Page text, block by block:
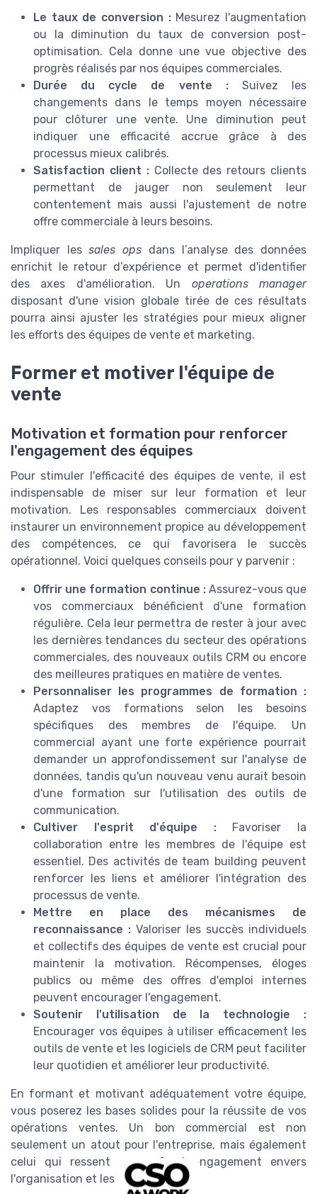
Le taux de conversion :Mesurez l'augmentation
ou la diminution du taux de conversion post-
optimisation. Cela donne une vue objective des
progrès réalisés par nos équipes commerciales.
Durée du cycle de vente :Suivez les
changements dans le temps moyen nécessaire
pour clôturer une vente. Une diminution peut
indiquer une efficacité accrue grâce à des
processus mieux calibrés.
Satisfaction client :Collecte des retours clients
permettant de jauger non seulement leur
contentement mais aussi l'ajustement de notre
offre commerciale à leurs besoins.
Impliquer lessales ops dans l’analyse des données
enrichit le retour d’expérience et permet d'identifier
des axes d'amélioration. Un operations manager
disposant d'une vision globale tirée de ces résultats
pourra ainsi ajuster les stratégies pour mieux aligner
les efforts des équipes de vente et marketing.
Former et motiver l'équipe de
vente
Motivation et formation pour renforcer
l'engagement des équipes
Pour stimuler l'efficacité des équipes de vente, il est
indispensable de miser sur leur formation et leur
motivation. Les responsables commerciaux doivent
instaurer un environnement propice au développement
des compétences, ce qui favorisera le succès
opérationnel. Voici quelques conseils pour y parvenir :
Offrir une formation continue :Assurez-vous que
vos commerciaux bénéficient d'une formation
régulière. Cela leur permettra de rester à jour avec
les dernières tendances du secteur des opérations
commerciales, des nouveaux outils CRM ou encore
des meilleures pratiques en matière de ventes.
Personnaliser les programmes de formation :
Adaptez vos formations selon les besoins
spécifiques des membres de l'équipe. Un
commercial ayant une forte expérience pourrait
demander un approfondissement sur l'analyse de
données, tandis qu'un nouveau venu aurait besoin
d'une formation sur l'utilisation des outils de
communication.
Cultiver l'esprit d'équipe :Favoriser la
collaboration entre les membres de l'équipe est
essentiel. Des activités de team building peuvent
renforcer les liens et améliorer l'intégration des
processus de vente.
Mettre en place des mécanismes de
reconnaissance : Valoriser les succès individuels
et collectifs des équipes de vente est crucial pour
maintenir la motivation. Récompenses, éloges
publics ou même des offres d'emploi internes
peuvent encourager l'engagement.
Soutenir l'utilisation de la technologie :
Encourager vos équipes à utiliser efficacement les
outils de vente et les logiciels de CRM peut faciliter
leur quotidien et améliorer leur productivité.
En formant et motivant adéquatement votre équipe,
vous poserez les bases solides pour la réussite de vos
opérations ventes. Un bon commercial est non
seulement un atout pour l'entreprise, mais également
celui qui ressent un profond engagement envers
l'organisation et les clients.